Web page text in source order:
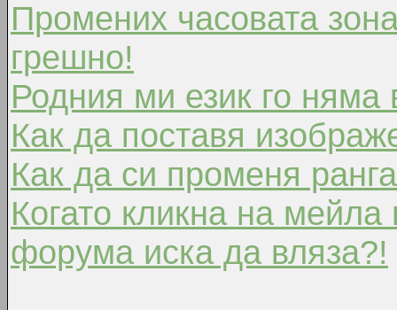
Промених часовата
грешно!
Родния ми език го няма
Как да поставя
Как да си променя
Когато кликна на
форума иска да вляза?!